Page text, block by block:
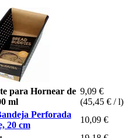
para Hornear de
ml
9,09 €
(45,45 € / l)
Perforada
20 cm
10,09 €